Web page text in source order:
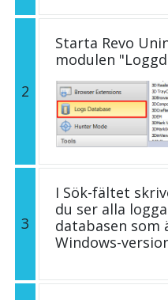
2
Starta Revo
modulen
3
I Sök-fältet
du ser alla
databasen som
Windows-